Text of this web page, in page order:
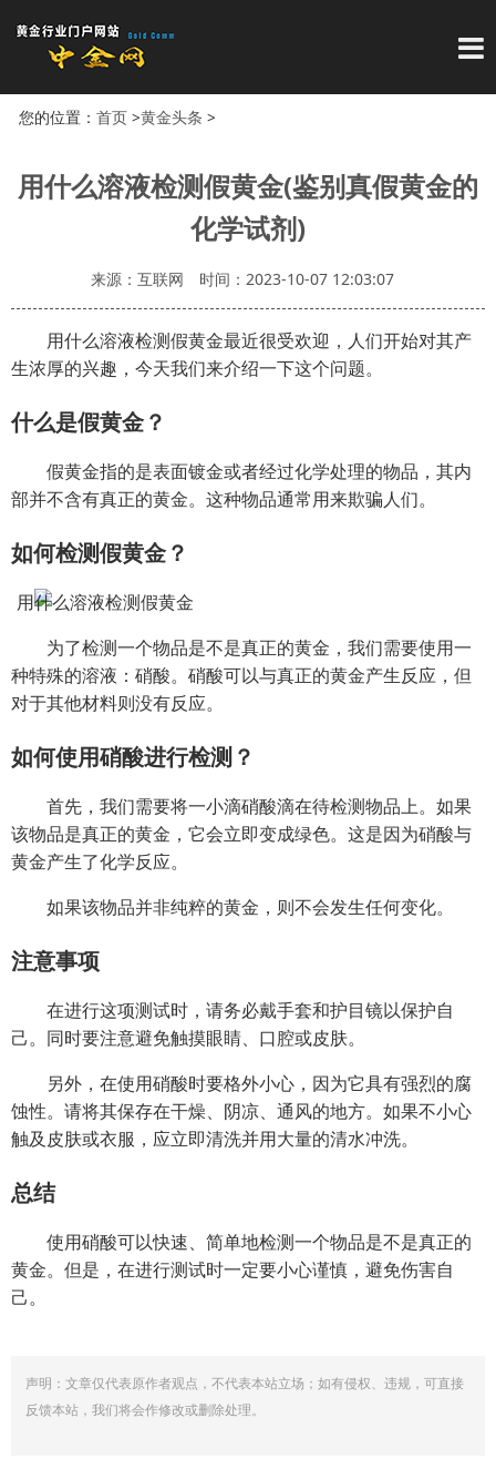
导
您的位置： 首页>黄金头条 >
用什么溶液检测假黄金(鉴别真假黄金的
化学试剂)
来源：互联网 时间：2023-10-07 12:03:07
用什么溶液检测假黄金最近很受欢迎，人们开始对其产
生浓厚的兴趣，今天我们来介绍一下这个问题。
什么是假黄金？
假黄金指的是表面镀金或者经过化学处理的物品，其内
部并不含有真正的黄金。这种物品通常用来欺骗人们。
如何检测假黄金？
为了检测一个物品是不是真正的黄金，我们需要使用一
种特殊的溶液：硝酸。硝酸可以与真正的黄金产生反应，但
对于其他材料则没有反应。
如何使用硝酸进行检测？
首先，我们需要将一小滴硝酸滴在待检测物品上。如果
该物品是真正的黄金，它会立即变成绿色。这是因为硝酸与
黄金产生了化学反应。
如果该物品并非纯粹的黄金，则不会发生任何变化。
注意事项
在进行这项测试时，请务必戴手套和护目镜以保护自
己。同时要注意避免触摸眼睛、口腔或皮肤。
另外，在使用硝酸时要格外小心，因为它具有强烈的腐
蚀性。请将其保存在干燥、阴凉、通风的地方。如果不小心
触及皮肤或衣服，应立即清洗并用大量的清水冲洗。
总结
使用硝酸可以快速、简单地检测一个物品是不是真正的
黄金。但是，在进行测试时一定要小心谨慎，避免伤害自
己。
声明：文章仅代表原作者观点，不代表本站立场；如有侵权、违规，可直接
反馈本站，我们将会作修改或删除处理。